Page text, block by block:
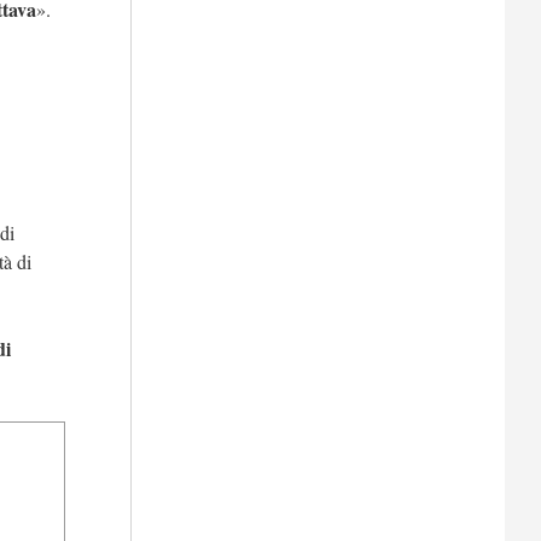
».
di